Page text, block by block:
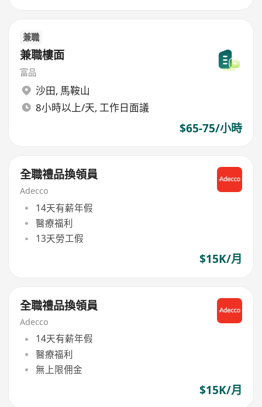
兼職
兼職樓面
富品
沙田, 馬鞍山
8小時以上/天, 工作日面議
$65-75/小時
全職禮品換領員
Adecco
14天有薪年假
醫療福利
13天勞工假
$15K/月
全職禮品換領員
Adecco
14天有薪年假
醫療福利
無上限佣金
$15K/月